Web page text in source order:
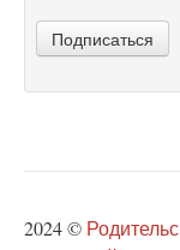
Подписаться
2024 ©